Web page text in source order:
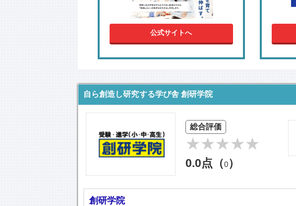
公式サイトへ
自ら創造し研究する学び舎 創研学院
総合評価
0.0点（0）
創研学院